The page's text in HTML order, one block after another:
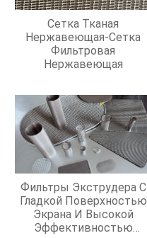
Сетка Тканая
Нержавеющая-Сетка
Фильтровая
Нержавеющая
Фильтры Экструдера С
Гладкой Поверхностью
Экрана И Высокой
Эффективностью